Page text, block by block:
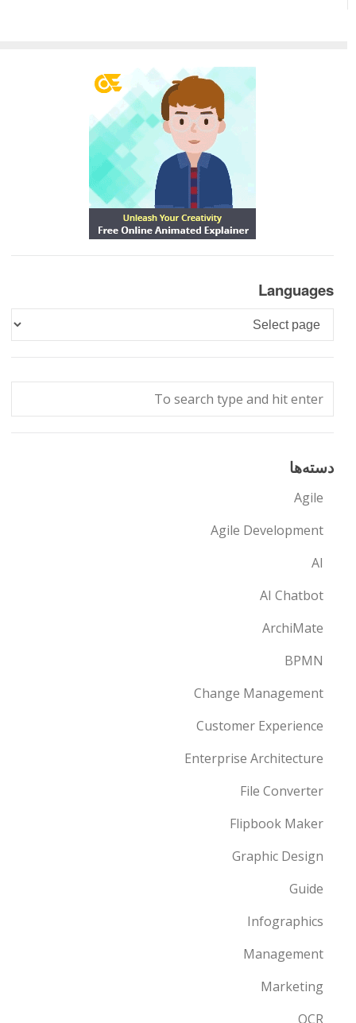
Languages
Languages
دسته‌ها
Agile
Agile Development
AI
AI Chatbot
ArchiMate
BPMN
Change Management
Customer Experience
Enterprise Architecture
File Converter
Flipbook Maker
Graphic Design
Guide
Infographics
Management
Marketing
OCR